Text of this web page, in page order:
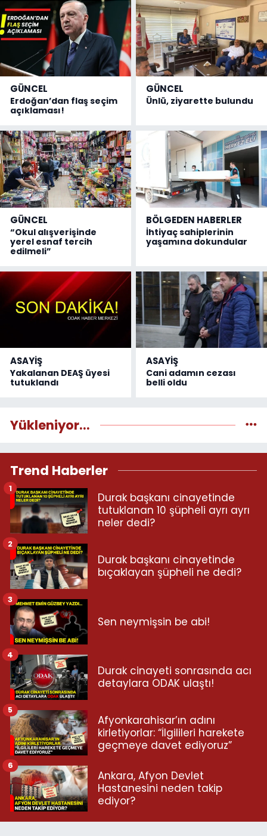
GÜNCEL
Erdoğan’dan flaş seçim
açıklaması!
GÜNCEL
Ünlü, ziyarette bulundu
GÜNCEL
“Okul alışverişinde
yerel esnaf tercih
edilmeli”
BÖLGEDEN HABERLER
İhtiyaç sahiplerinin
yaşamına dokundular
ASAYİŞ
Yakalanan DEAŞ üyesi
tutuklandı
ASAYİŞ
Cani adamın cezası
belli oldu
Yükleniyor...
Trend Haberler
Durak başkanı cinayetinde
tutuklanan 10 şüpheli ayrı ayrı
neler dedi?
1
Durak başkanı cinayetinde
bıçaklayan şüpheli ne dedi?
2
Sen neymişsin be abi!
3
Durak cinayeti sonrasında acı
detaylara ODAK ulaştı!
4
Afyonkarahisar’ın adını
kirletiyorlar: “İlgilileri harekete
geçmeye davet ediyoruz”
5
Ankara, Afyon Devlet
Hastanesini neden takip
ediyor?
6